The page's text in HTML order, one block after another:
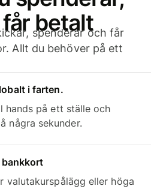
betalt
spenderar och får
Allt du behöver på ett
i farten.
hands på ett ställe och
några sekunder.
valutakurspålägg eller höga